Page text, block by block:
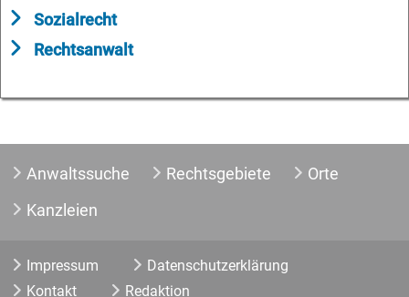
Sozialrecht
Rechtsanwalt
Anwaltssuche Rechtsgebiete
Orte
Kanzleien
Impressum
Datenschutzerklärung
Kontakt
Redaktion